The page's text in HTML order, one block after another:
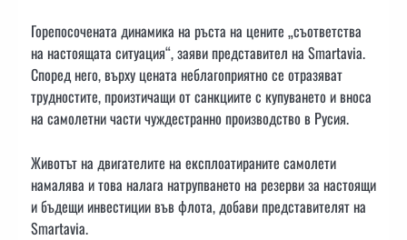
Горепосочената динамика на ръста на цените „съответства
на настоящата ситуация“, заяви представител на Smartavia.
Според него, върху цената неблагоприятно се отразяват
трудностите, произтичащи от санкциите с купуването и вноса
на самолетни части чуждестранно производство в Русия.
Животът на двигателите на експлоатираните самолети
намалява и това налага натрупването на резерви за настоящи
и бъдещи инвестиции във флота, добави представителят на
Smartavia.